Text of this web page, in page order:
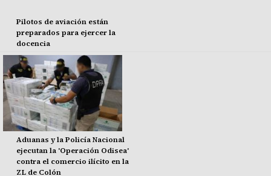
Pilotos de aviación están
preparados para ejercer la
docencia
Aduanas y la Policía Nacional
ejecutan la 'Operación Odisea'
contra el comercio ilícito en la
ZL de Colón